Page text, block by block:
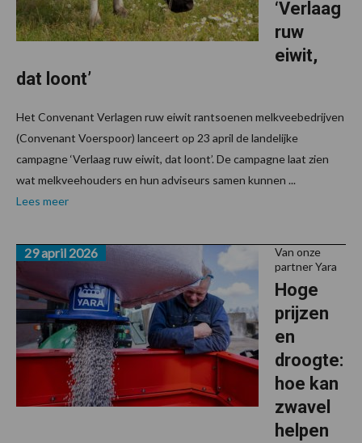
‘Verlaag
ruw
eiwit,
dat loont’
Het Convenant Verlagen ruw eiwit rantsoenen melkveebedrijven
(Convenant Voerspoor) lanceert op 23 april de landelijke
campagne ‘Verlaag ruw eiwit, dat loont’. De campagne laat zien
wat melkveehouders en hun adviseurs samen kunnen ...
Lees meer
Van onze
partner Yara
Hoge
prijzen
en
droogte:
hoe kan
zwavel
helpen
29 april 2026